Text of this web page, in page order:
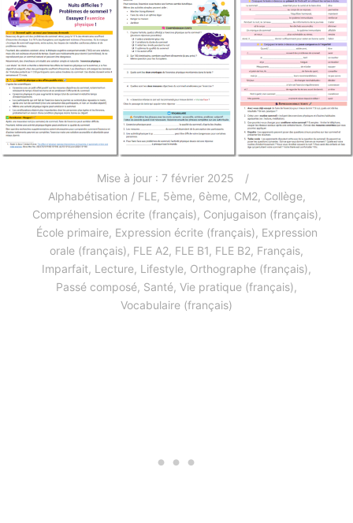
Mise à jour : 7 février 2025
Alphabétisation / FLE, 5ème, 6ème, CM2, Collège,
Compréhension écrite (français), Conjugaison (français),
École primaire, Expression écrite (français), Expression
orale (français), FLE A2, FLE B1, FLE B2, Français,
Imparfait, Lecture, Lifestyle, Orthographe (français),
Passé composé, Santé, Vie pratique (français),
Vocabulaire (français)